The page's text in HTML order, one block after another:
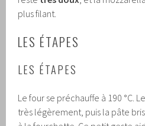
plus filant.
LES ÉTAPES
LES ÉTAPES
Le four se préchauffe à 190 °C.
très légèrement, puis la pâte